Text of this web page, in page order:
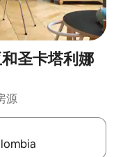
圣卡塔利娜
源
或通过点击或滑动手势